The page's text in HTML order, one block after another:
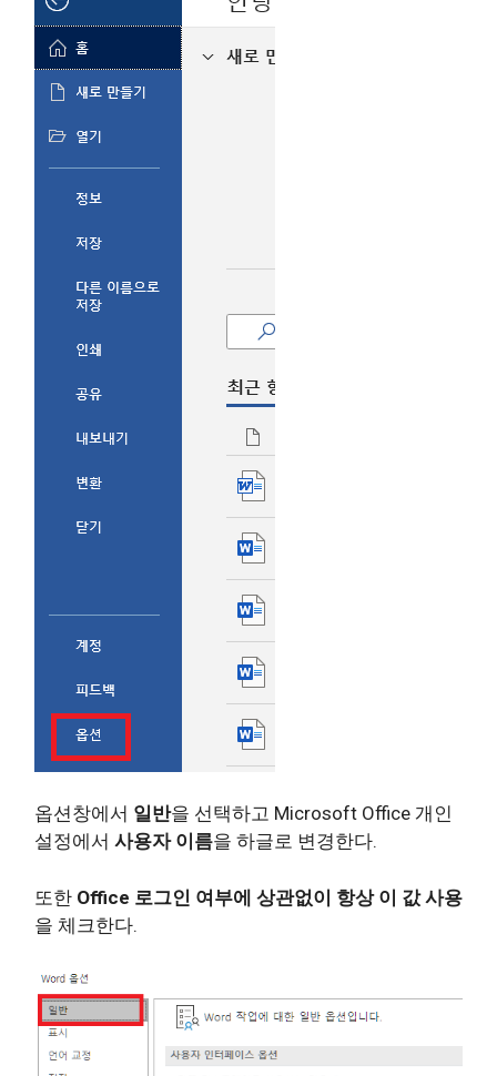
옵션창에서 일반을 선택하고 Microsoft Office 개인
설정에서 사용자 이름을 하글로 변경한다.
또한 Office 로그인 여부에 상관없이 항상 이 값 사용
을 체크한다.